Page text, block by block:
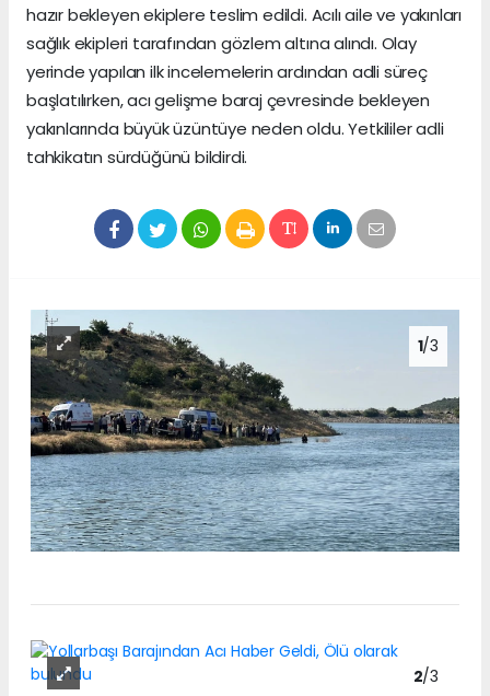
hazır bekleyen ekiplere teslim edildi. Acılı aile ve yakınları
sağlık ekipleri tarafından gözlem altına alındı. Olay
yerinde yapılan ilk incelemelerin ardından adli süreç
başlatılırken, acı gelişme baraj çevresinde bekleyen
yakınlarında büyük üzüntüye neden oldu. Yetkililer adli
tahkikatın sürdüğünü bildirdi.
1/3
2/3